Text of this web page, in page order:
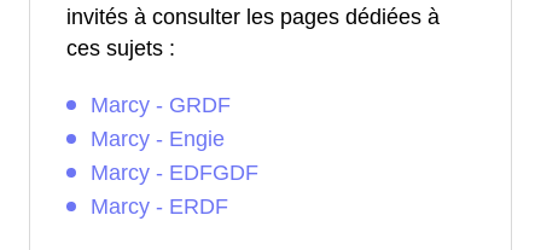
invités à consulter les pages dédiées à
ces sujets :
Marcy - GRDF
Marcy - Engie
Marcy - EDFGDF
Marcy - ERDF